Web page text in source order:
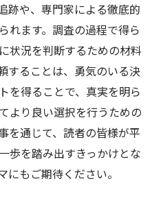
跡や、専門家による徹底的
れます。調査の過程で得ら
状況を判断するための材料
することは、勇気のいる決
を得ることで、真実を明ら
より良い選択を行うための
を通じて、読者の皆様が平
歩を踏み出すきっかけとな
もご期待ください。